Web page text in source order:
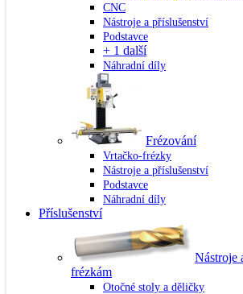
CNC
Nástroje a příslušenství
Podstavce
+ 1 další
Náhradní díly
Frézování
Vrtačko-frézky
Nástroje a příslušenství
Podstavce
Náhradní díly
Příslušenství
Nástroje
frézkám
Otočné stoly a děličky